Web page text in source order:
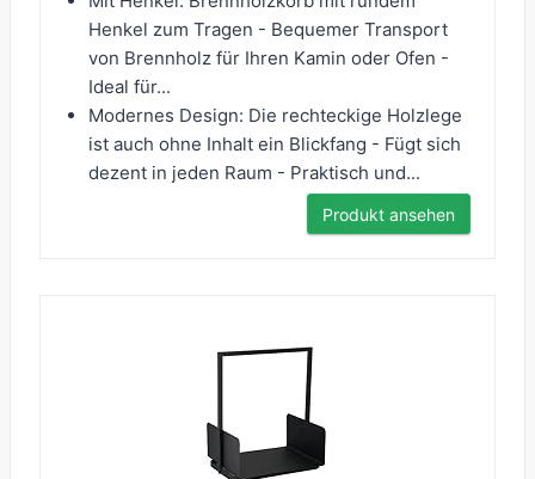
Henkel zum Tragen - Bequemer Transport
von Brennholz für Ihren Kamin oder Ofen -
Ideal für...
Modernes Design: Die rechteckige Holzlege
ist auch ohne Inhalt ein Blickfang - Fügt sich
dezent in jeden Raum - Praktisch und...
Produkt ansehen